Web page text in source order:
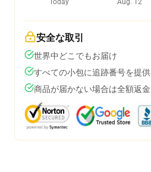
Today
Aug. 12
安全な取引
世界中どこでもお届け
すべての小包に追跡番号を提供
商品が届かない場合は全額返金